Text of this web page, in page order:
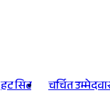
हट सिट चर्चित